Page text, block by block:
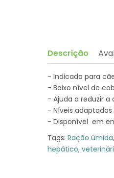
Descrição
- Indicada para
- Baixo nível de
- Ajuda a reduzir
- Níveis
- Disponível em
Tags: Ração úmida,
hepático,